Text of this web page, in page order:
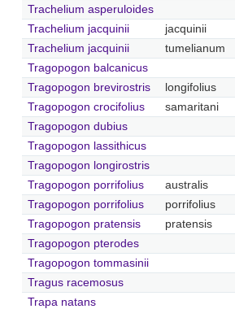
Trachelium asperuloides
Trachelium jacquinii
jacquinii
Trachelium jacquinii
tumelianum
Tragopogon balcanicus
Tragopogon brevirostris
longifolius
Tragopogon crocifolius
samaritani
Tragopogon dubius
Tragopogon lassithicus
Tragopogon longirostris
Tragopogon porrifolius
australis
Tragopogon porrifolius
porrifolius
Tragopogon pratensis
pratensis
Tragopogon pterodes
Tragopogon tommasinii
Tragus racemosus
Trapa natans